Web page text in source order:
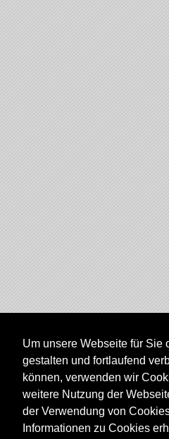
Um unsere Webseite für Sie
gestalten und fortlaufend
können, verwenden wir
weitere Nutzung der
der Verwendung von
Informationen zu Cookies